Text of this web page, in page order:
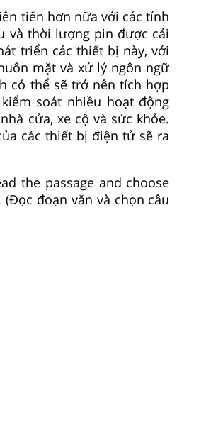
tiến hơn nữa với các tính
và thời lượng pin được cải
triển các thiết bị này, với
mặt và xử lý ngôn ngữ
có thể sẽ trở nên tích hợp
soát nhiều hoạt động
cửa, xe cộ và sức khỏe.
các thiết bị điện tử sẽ ra
the passage and choose
đoạn văn và chọn câu